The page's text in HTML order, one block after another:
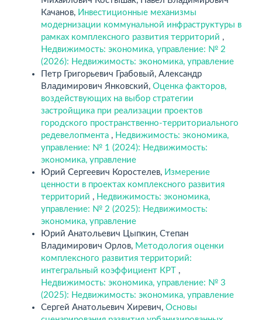
Качанов, Инвестиционные механизмы
модернизации коммунальной инфраструктуры в
рамках комплексного развития территорий ,
Недвижимость: экономика, управление: № 2
(2026): Недвижимость: экономика, управление
Петр Григорьевич Грабовый, Александр
Владимирович Янковский, Оценка факторов,
воздействующих на выбор стратегии
застройщика при реализации проектов
городского пространственно-территориального
редевелопмента , Недвижимость: экономика,
управление: № 1 (2024): Недвижимость:
экономика, управление
Юрий Сергеевич Коростелев, Измерение
ценности в проектах комплексного развития
территорий , Недвижимость: экономика,
управление: № 2 (2025): Недвижимость:
экономика, управление
Юрий Анатольевич Цыпкин, Степан
Владимирович Орлов, Методология оценки
комплексного развития территорий:
интегральный коэффициент КРТ ,
Недвижимость: экономика, управление: № 3
(2025): Недвижимость: экономика, управление
Сергей Анатольевич Хиревич, Основы